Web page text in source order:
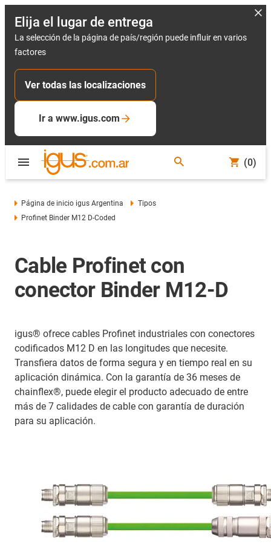
Elija el lugar de entrega
La selección de la página de país/región puede influir en varios
factores
Ver todas las localizaciones
Ir a www.igus.com
(0)
Página de inicio igus Argentina
Tipos
Profinet Binder M12 D-Coded
Cable Profinet con
conector Binder M12-D
igus® ofrece cables Profinet industriales con conectores
codificados M12 D en las longitudes que necesite.
Transfiera datos de forma segura y en tiempo real en su
aplicación dinámica. Con la garantía de 36 meses de
chainflex®, puede elegir el producto adecuado de entre
más de 7 calidades de cable con garantía de duración
para su aplicación.